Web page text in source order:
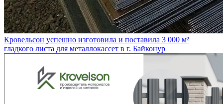
Кровельсон успешно изготовила и поставила 3 000 м²
гладкого листа для металлокассет в г. Байконур